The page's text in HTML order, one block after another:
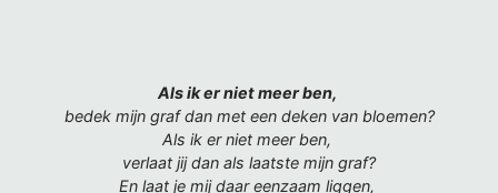
Als ik er niet meer ben,
bedek mijn graf dan met een deken van bloemen?
Als ik er niet meer ben,
verlaat jij dan als laatste mijn graf?
En laat je mij daar eenzaam liggen,